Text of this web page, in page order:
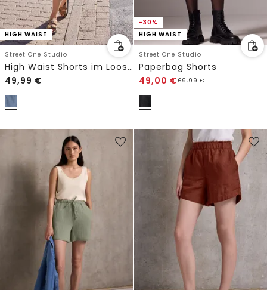
HIGH WAIST
Street One Studio
High Waist Shorts im Loose Fit
49,99 €
-30%
HIGH WAIST
Street One Studio
Paperbag Shorts
49,00 €69,99€